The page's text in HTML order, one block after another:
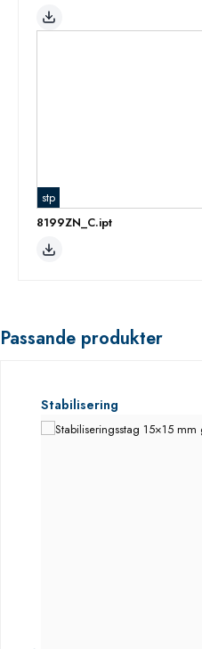
stp
8199ZN_C.ipt
Passande produkter
Hoppa över produktgalleri
Stabilisering